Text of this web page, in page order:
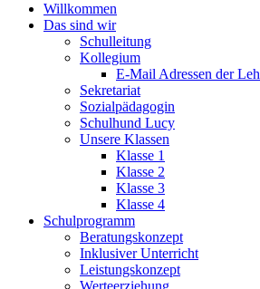
Willkommen
Das sind wir
Schulleitung
Kollegium
E-Mail Adressen der
Sekretariat
Sozialpädagogin
Schulhund Lucy
Unsere Klassen
Klasse 1
Klasse 2
Klasse 3
Klasse 4
Schulprogramm
Beratungskonzept
Inklusiver Unterricht
Leistungskonzept
Werteerziehung